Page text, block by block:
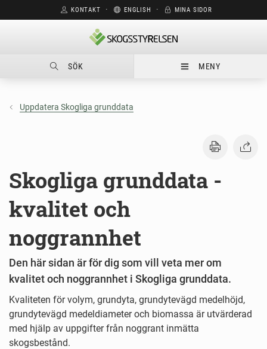
KONTAKT ⋅ ENGLISH ⋅ MINA SIDOR
SÖK MENY
Uppdatera Skogliga grunddata
Skogliga grunddata -
kvalitet och
noggrannhet
Den här sidan är för dig som vill veta mer om
kvalitet och noggrannhet i Skogliga grunddata.
Kvaliteten för volym, grundyta, grundytevägd medelhöjd,
grundytevägd medeldiameter och biomassa är utvärderad
med hjälp av uppgifter från noggrant inmätta
skogsbestånd.